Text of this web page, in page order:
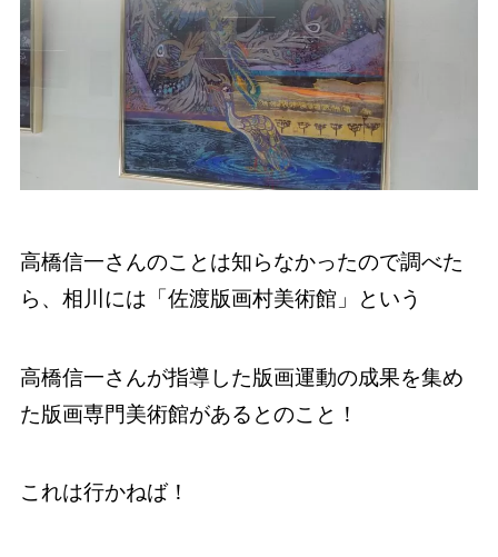
高橋信一さんのことは知らなかったので調べた
ら、相川には「佐渡版画村美術館」という
高橋信一さんが指導した版画運動の成果を集め
た版画専門美術館があるとのこと！
これは行かねば！